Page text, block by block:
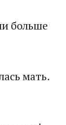
больше
мать.